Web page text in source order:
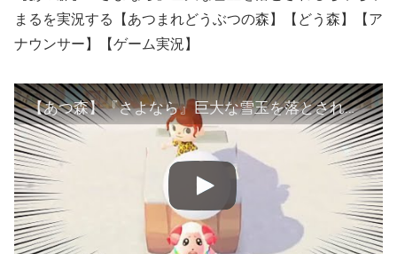
まるを実況する【あつまれどうぶつの森】【どう森】【ア
ナウンサー】【ゲーム実況】
【あつ森】『さよなら』巨大な雪玉を落とされるちゃちゃまるを実況する【あつまれどうぶつの森】【どう森】【アナウンサー】【ゲーム実況】